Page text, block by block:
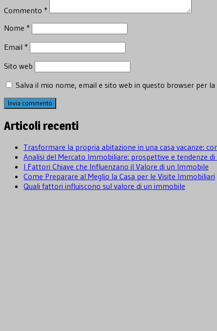
Commento *
Nome *
Email *
Sito web
Salva il mio nome, email e sito web in questo browser per
Articoli recenti
Trasformare la propria abitazione in una casa vacanze:
Analisi del Mercato Immobiliare: prospettive e tendenze
I Fattori Chiave che Influenzano il Valore di un Immobile
Come Preparare al Meglio la Casa per le Visite Immobiliari
Quali fattori influiscono sul valore di un immobile